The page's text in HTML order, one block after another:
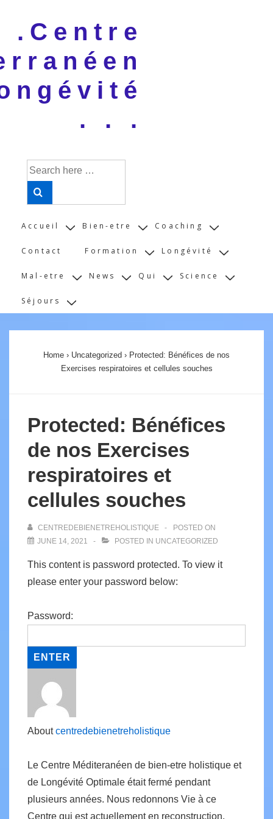
Main
.Centre
. . .
Search
for:
Main
Accueil Bien-etre Coaching
Contact Formation Longévité
Mal-etre News Qui Science
Séjours
Home › Uncategorized › Protected: Bénéfices de nos
Exercises respiratoires et cellules souches
Protected: Bénéfices
de nos Exercises
respiratoires et
cellules souches
CENTREDEBIENETREHOLISTIQUE
POSTED ON
JUNE 14, 2021
POSTED IN UNCATEGORIZED
This content is password protected. To view it
please enter your password below:
Password:
Aboutcentredebienetreholistique
Le Centre Méditeranéen de bien-etre holistique et
de Longévité Optimale était fermé pendant
plusieurs années. Nous redonnons Vie à ce
Centre qui est actuellement en reconstruction.